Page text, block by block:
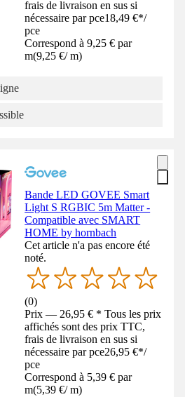
frais de livraison en sus si
nécessaire par pce18,49 €*/
pce
Correspond à 9,25 € par
m(9,25 €/ m)
Bande LED GOVEE Smart
Light S RGBIC 5m Matter -
Compatible avec SMART
HOME by hornbach
Cet article n'a pas encore été
noté.
(0)
Prix — 26,95 € * Tous les prix
affichés sont des prix TTC,
frais de livraison en sus si
nécessaire par pce26,95 €*/
pce
Correspond à 5,39 € par
m(5,39 €/ m)